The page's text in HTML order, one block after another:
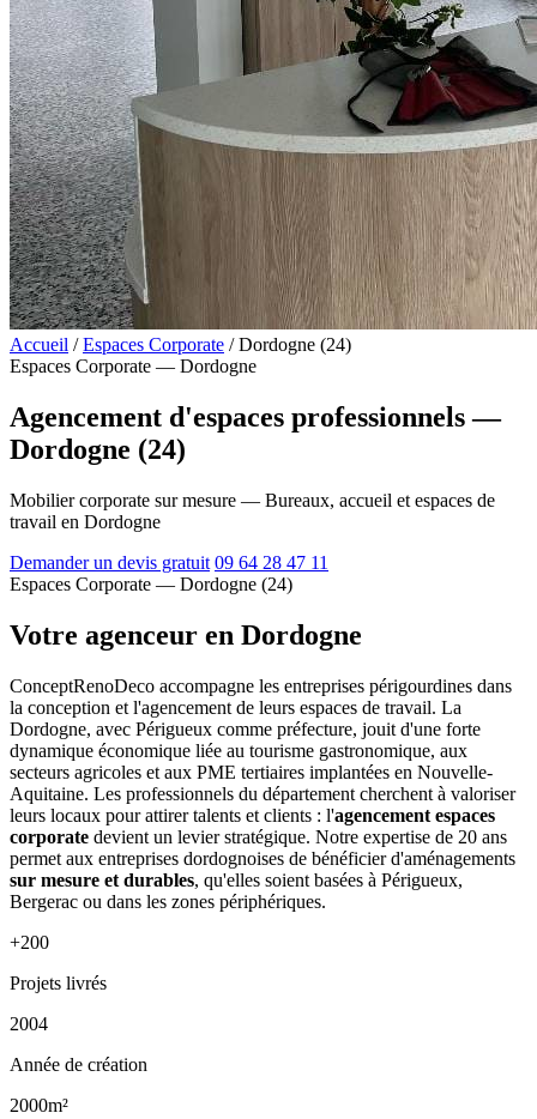
Accueil / Espaces Corporate / Dordogne (24)
Espaces Corporate — Dordogne
Agencement d'espaces professionnels —
Dordogne (24)
Mobilier corporate sur mesure — Bureaux, accueil et espaces de
travail en Dordogne
Demander un devis gratuit 09 64 28 47 11
Espaces Corporate — Dordogne (24)
Votre agenceur en Dordogne
ConceptRenoDeco accompagne les entreprises périgourdines dans
la conception et l'agencement de leurs espaces de travail. La
Dordogne, avec Périgueux comme préfecture, jouit d'une forte
dynamique économique liée au tourisme gastronomique, aux
secteurs agricoles et aux PME tertiaires implantées en Nouvelle-
Aquitaine. Les professionnels du département cherchent à valoriser
leurs locaux pour attirer talents et clients : l'agencement espaces
corporate devient un levier stratégique. Notre expertise de 20 ans
permet aux entreprises dordognoises de bénéficier d'aménagements
sur mesure et durables, qu'elles soient basées à Périgueux,
Bergerac ou dans les zones périphériques.
+200
Projets livrés
2004
Année de création
2000m²